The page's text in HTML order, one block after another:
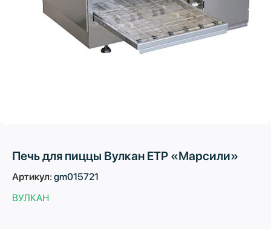
Печь для пиццы Вулкан ETP «Марсили»
Артикул:gm015721
ВУЛКАН